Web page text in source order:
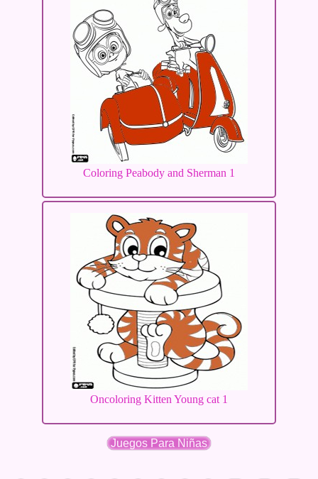
Coloring Peabody and Sherman 1
Oncoloring Kitten Young cat 1
Juegos Para Niñas